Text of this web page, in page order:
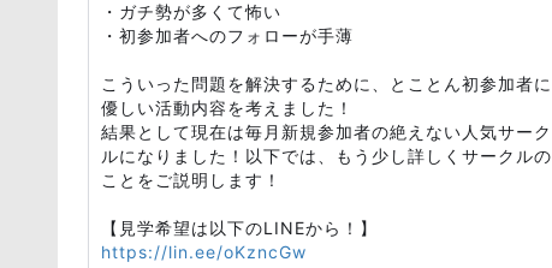
・ガチ勢が多くて怖い
・初参加者へのフォローが手薄
こういった問題を解決するために、とことん初参加者に
優しい活動内容を考えました！
結果として現在は毎月新規参加者の絶えない人気サーク
ルになりました！以下では、もう少し詳しくサークルの
ことをご説明します！
【見学希望は以下のLINEから！】
https://lin.ee/oKzncGw